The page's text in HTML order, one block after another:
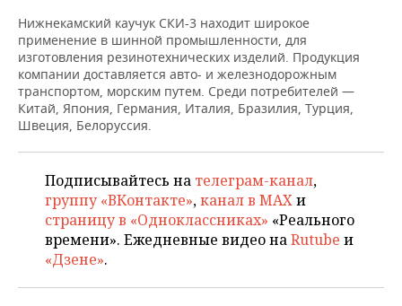
Нижнекамский каучук СКИ-3 находит широкое
применение в шинной промышленности, для
изготовления резинотехнических изделий. Продукция
компании доставляется авто- и железнодорожным
транспортом, морским путем. Среди потребителей —
Китай, Япония, Германия, Италия, Бразилия, Турция,
Швеция, Белоруссия.
Подписывайтесь на телеграм-канал,
группу «ВКонтакте»,канал в MAXи
страницу в «Одноклассниках» «Реального
времени». Ежедневные видео наRutube и
«Дзене».